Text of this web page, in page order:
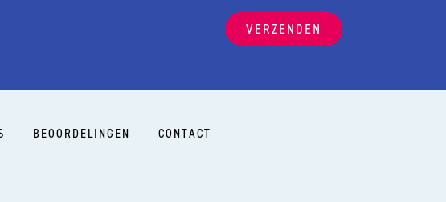
VERZENDEN
BEOORDELINGEN CONTACT